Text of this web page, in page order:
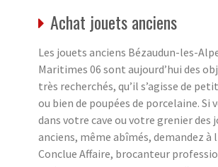
Achat jouets anciens
Les jouets anciens Bézaudun-les-
Maritimes 06 sont aujourd’hui des
très recherchés, qu’il s’agisse de
ou bien de poupées de porcelaine. Si
dans votre cave ou votre grenier des
anciens, même abîmés, demandez
Conclue Affaire, brocanteur